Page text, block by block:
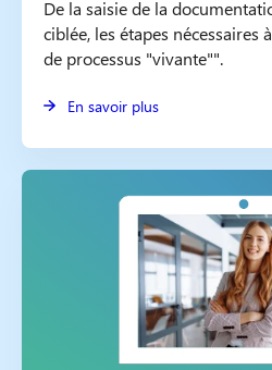
De la saisie de la
ciblée, les étapes nécessaires
de processus "vivante"".
En savoir plus